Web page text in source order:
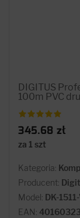
DIGITUS
100m PVC
345.68 zł
za 1 szt
Kategoria:
Producent:
Model: DK-
EAN: